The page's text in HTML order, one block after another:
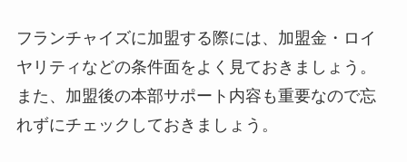
フランチャイズに加盟する際には、加盟金・ロイ
ヤリティなどの条件面をよく見ておきましょう。
また、加盟後の本部サポート内容も重要なので忘
れずにチェックしておきましょう。